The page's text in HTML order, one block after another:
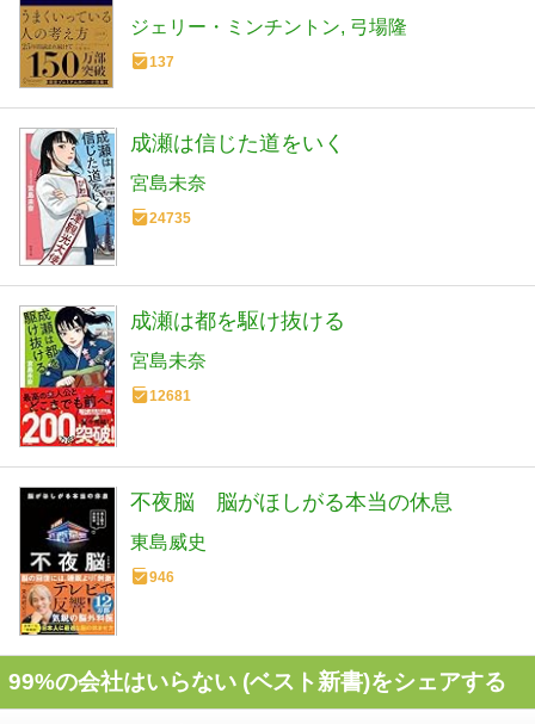
ジェリー・ミンチントン 弓場隆
137
成瀬は信じた道をいく
宮島未奈
24735
成瀬は都を駆け抜ける
宮島未奈
12681
不夜脳 脳がほしがる本当の休息
東島威史
946
99%の会社はいらない (ベスト新書)をシェアする